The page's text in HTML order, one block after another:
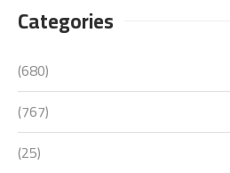
Categories
(680)
(767)
(25)